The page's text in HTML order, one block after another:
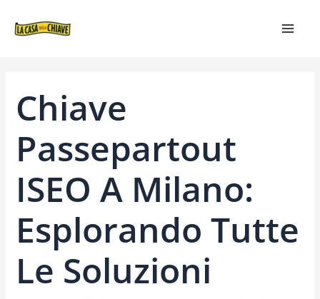
Chiave
Passepartout
ISEO A Milano:
Esplorando Tutte
Le Soluzioni
ARTICOLI